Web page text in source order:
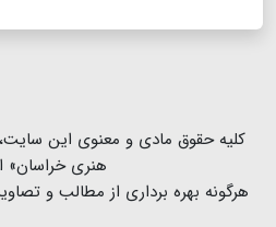
كلیه حقوق مادی و معنوی این
هنری
هرگونه بهره ‌برداری از مطالب و